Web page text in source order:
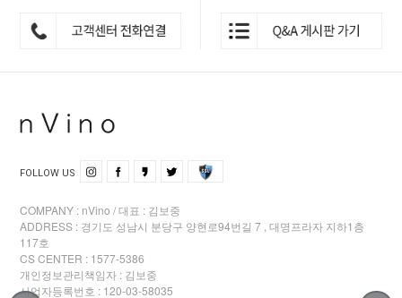
FOLLOW US
COMPANY : nVino / 대표 : 김보중
ADDRESS : 경기도 성남시 분당구 양현로94번길 7 , 대명프라자 지하1층
117호
CS CENTER : 1577-5386
개인정보관리책임자 : 김보중
사업자등록번호 : 120-03-58035